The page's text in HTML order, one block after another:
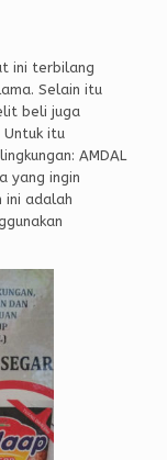
ini terbilang
Selain itu
beli juga
Untuk itu
AMDAL
yang ingin
ini adalah